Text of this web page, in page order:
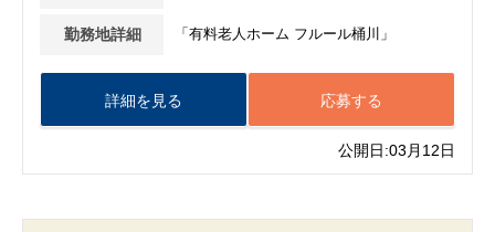
勤務地詳細 「有料老人ホーム フルール桶川」
応募する
詳細を見る
公開日:03月12日